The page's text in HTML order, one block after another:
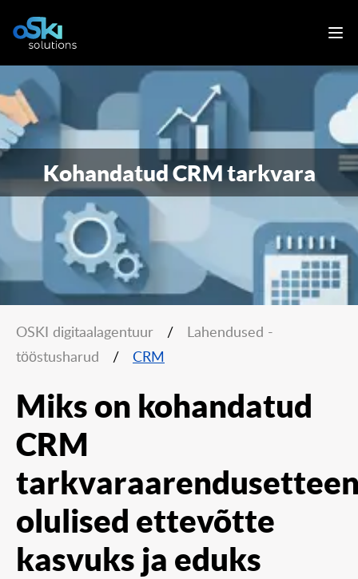
Kohandatud CRM tarkvara
OSKI digitaalagentuur /
Lahendused -
tööstusharud
/ CRM
Miks on kohandatud
CRM
olulised ettevõtte
kasvuks ja eduks